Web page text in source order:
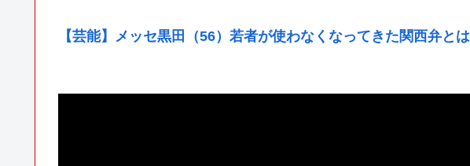
【芸能】メッセ黒田（56）若者が使わなくなってきた関西弁とは